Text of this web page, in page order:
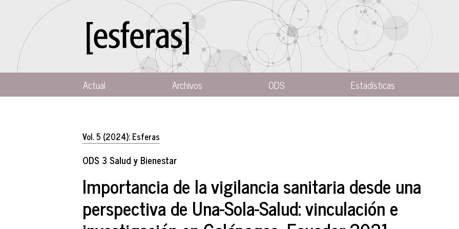
Actual Archivos ODS Estadísticas
Vol. 5 (2024): Esferas
ODS 3 Salud y Bienestar
Importancia de la vigilancia sanitaria desde una
perspectiva de Una-Sola-Salud: vinculación e